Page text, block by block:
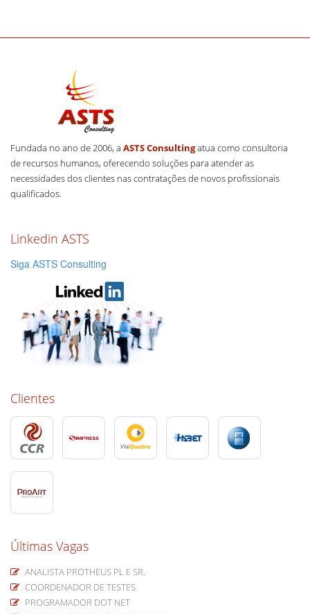
Fundada no ano de 2006, a ASTS Consultingatua como consultoria
de recursos humanos, oferecendo soluções para atender as
necessidades dos clientes nas contratações de novos profissionais
qualificados.
Linkedin ASTS
Siga ASTS Consulting
Clientes
Últimas Vagas
ANALISTA PROTHEUS PL E SR.
COORDENADOR DE TESTES
PROGRAMADOR DOT NET